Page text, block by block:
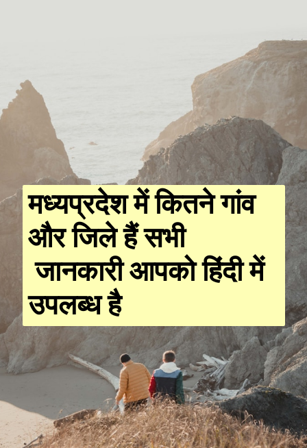
मध्यप्रदेश में कितने गांव
और जिले हैं सभी
जानकारी आपको हिंदी में
उपलब्ध है